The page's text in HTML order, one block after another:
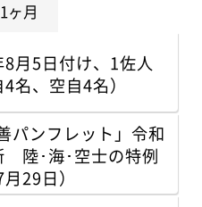
1ヶ月
月5日付け、1佐人
名、空自4名）
パンフレット」令和
陸･海･空士の特例
29日）